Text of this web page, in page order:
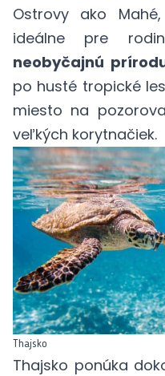
Ostrovy ako
ideálne pre
neobyčajnú
po husté tropické
miesto na
veľkých korytnačiek.
Thajsko
Thajsko ponúka